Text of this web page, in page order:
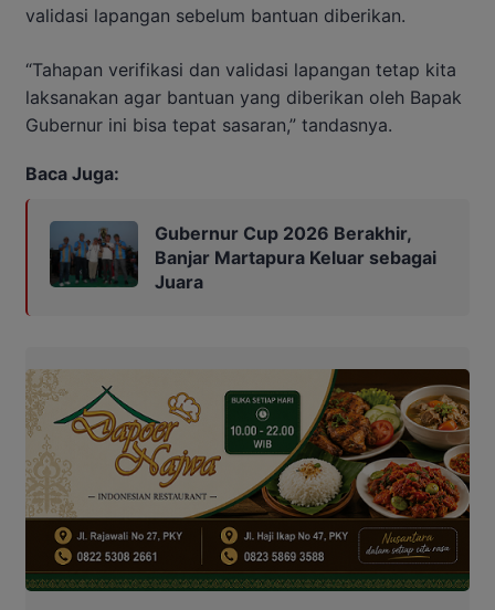
validasi lapangan sebelum bantuan diberikan.
“Tahapan verifikasi dan validasi lapangan tetap kita
laksanakan agar bantuan yang diberikan oleh Bapak
Gubernur ini bisa tepat sasaran,” tandasnya.
Baca Juga:
Gubernur Cup 2026 Berakhir,
Banjar Martapura Keluar sebagai
Juara